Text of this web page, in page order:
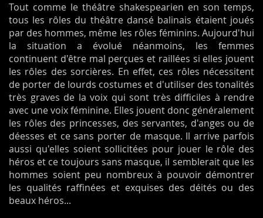
Tout comme le théâtre shakespearien en son temps,
tous les rôles du théâtre dansé balinais étaient joués
par des hommes, même les rôles féminins. Aujourd'hui
la situation a évolué néanmoins, les femmes
continuent d'être mal perçues et raillées si elles jouent
les rôles des sorcières. En effet, ces rôles nécessitent
de porter de lourds costumes et d'utiliser des tonalités
très graves de la voix qui sont très difficiles à rendre
avec une voix féminine. Elles jouent donc généralement
les rôles des princesses, des servantes, d'anges ou de
déesses et ce sans porter de masque. Il arrive parfois
aussi qu'elles soient sollicitées pour jouer le rôle des
héros et ce toujours sans masque, il semblerait que les
hommes soient peu nombreux à pouvoir démontrer
les qualités raffinées et exquises des déités ou des
beaux héros...